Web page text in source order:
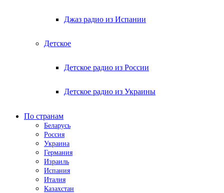
Джаз радио из Испании
Детское
Детское радио из России
Детское радио из Украины
По странам
Беларусь
Россия
Украина
Германия
Израиль
Испания
Италия
Казахстан